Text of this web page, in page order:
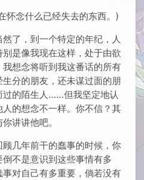
怀念什么已经失去的东西。)
了，到一个特定的年纪，人
是像我现在这样，处于由欲
想念将听到我这番话的所有
分的朋友，还未谋过面的朋
过的陌生人……但我坚定地认
的想念不一样。你不信？其
讲讲他吧。
几年前干的蠢事的时候，你
不是意识到这些事情有多
对自己有多重要，倘若没有